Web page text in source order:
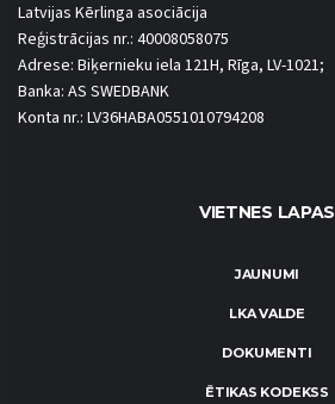
Latvijas Kērlinga asociācija
Reģistrācijas nr.: 40008058075
Adrese: Biķernieku iela 121H, Rīga, LV-1021;
Banka: AS SWEDBANK
Konta nr.: LV36HABA0551010794208
VIETNES LAPAS
JAUNUMI
LKA VALDE
DOKUMENTI
ĒTIKAS KODEKSS